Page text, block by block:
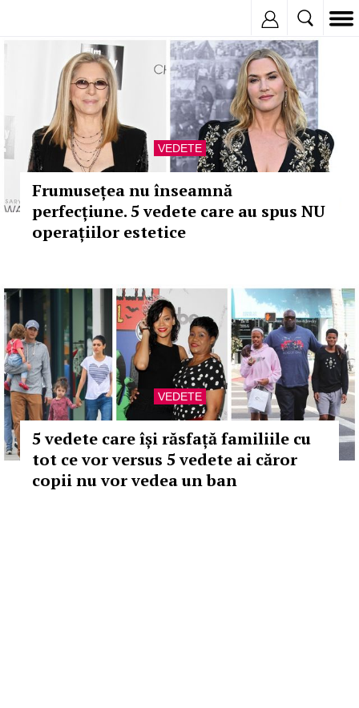
VEDETE
Frumusețea nu înseamnă
perfecțiune. 5 vedete care au spus NU
operațiilor estetice
VEDETE
5 vedete care își răsfață familiile cu
tot ce vor versus 5 vedete ai căror
copii nu vor vedea un ban